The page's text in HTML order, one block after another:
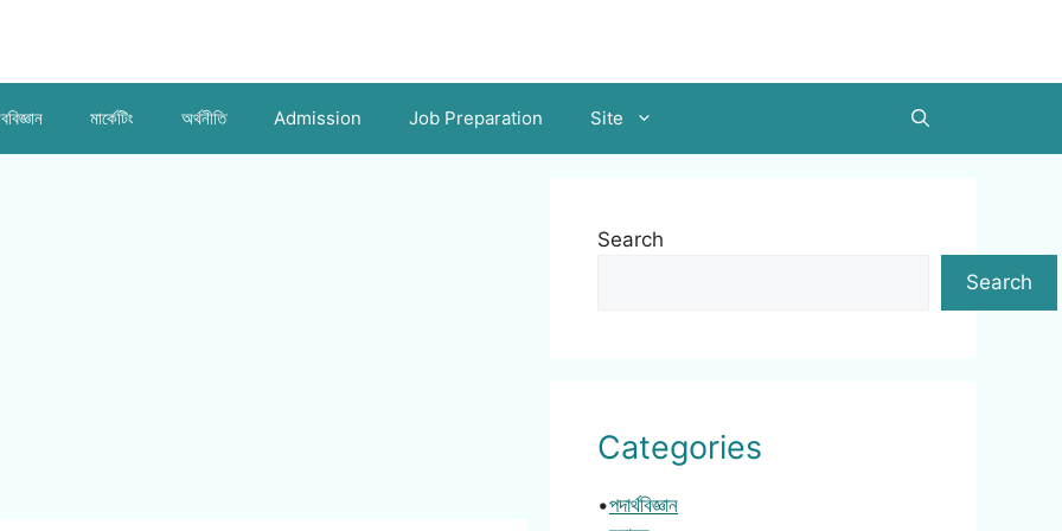
মার্কেটিং অর্থনীতি Admission Job Preparation Site
Search
Search
Categories
•পদার্থবিজ্ঞান